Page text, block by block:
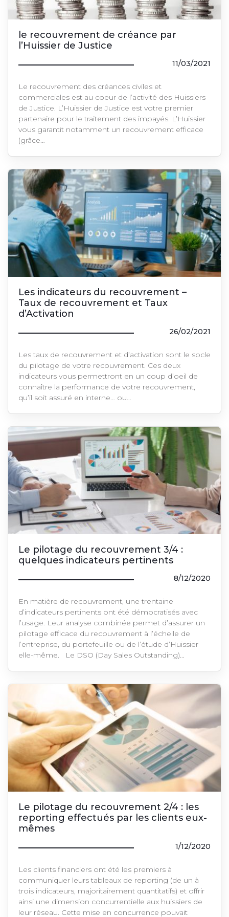
le recouvrement de créance par
l’Huissier de Justice
11/03/2021
Le recouvrement des créances civiles et
commerciales est au coeur de l’activité des Huissiers
de Justice. L’Huissier de Justice est votre premier
partenaire pour le traitement des impayés. L’Huissier
vous garantit notamment un recouvrement efficace
(grâce…
Les indicateurs du recouvrement –
Taux de recouvrement et Taux
d’Activation
26/02/2021
Les taux de recouvrement et d’activation sont le socle
du pilotage de votre recouvrement. Ces deux
indicateurs vous permettront en un coup d’oeil de
connaître la performance de votre recouvrement,
qu’il soit assuré en interne… ou…
Le pilotage du recouvrement 3/4 :
quelques indicateurs pertinents
8/12/2020
En matière de recouvrement, une trentaine
d’indicateurs pertinents ont été démocratisés avec
l’usage. Leur analyse combinée permet d’assurer un
pilotage efficace du recouvrement à l’échelle de
l’entreprise, du portefeuille ou de l’étude d’Huissier
elle-même. Le DSO (Day Sales Outstanding)…
Le pilotage du recouvrement 2/4 : les
reporting effectués par les clients eux-
mêmes
1/12/2020
Les clients financiers ont été les premiers à
communiquer leurs tableaux de reporting (de un à
trois indicateurs, majoritairement quantitatifs) et offrir
ainsi une dimension concurrentielle aux huissiers de
leur réseau. Cette mise en concurrence pouvait